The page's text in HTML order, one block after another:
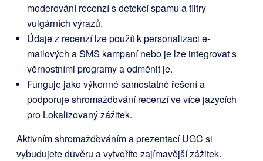
moderování recenzí s detekcí spamu a filtry
vulgárních výrazů.
Údaje z recenzí lze použít k personalizaci e-
mailových a SMS kampaní nebo je lze integrovat s
věrnostními programy a odměnit je.
Funguje jako výkonné samostatné řešení a
podporuje shromažďování recenzí ve více jazycích
pro Lokalizovaný zážitek.
Aktivním shromažďováním a prezentací UGC si
vybudujete důvěru a vytvoříte zajímavější zážitek.